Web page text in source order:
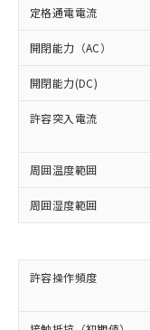
定格通電電流
開閉能力（AC）
開閉能力(DC)
許容突入電流
周囲温度範囲
周囲湿度範囲
許容操作頻度
以下の条件
対応済み
非含有に対
す。
対応予定：
対応予定な
非含有に非
定はありませ